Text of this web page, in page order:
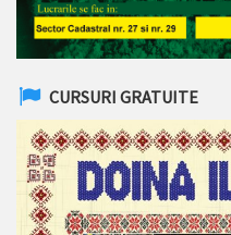
CURSURI GRATUITE